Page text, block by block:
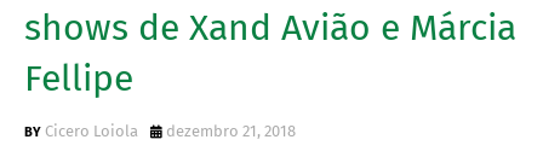
shows de Xand Avião e Márcia
Fellipe
Cicero Loiola dezembro 21, 2018